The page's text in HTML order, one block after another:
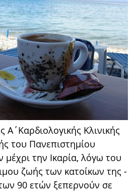
Α΄Καρδιολογικής Κλινικής
του Πανεπιστημίου
την Ικαρία, λόγω του
ζωής των κατοίκων της -
90 ετών ξεπερνούν σε